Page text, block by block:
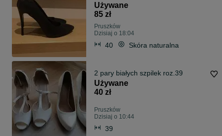
Używane
85 zł
Pruszków
Dzisiaj o 18:04
40 Skóra naturalna
2 pary białych szpilek roz.39
Używane
40 zł
Pruszków
Dzisiaj o 10:44
39